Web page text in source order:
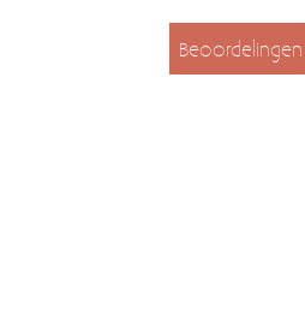
Beoordelingen